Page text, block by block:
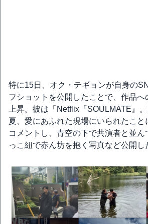
特に15日、オク・テギョンが自身の
フショットを公開したことで、作品へ
上昇。彼は「Netflix『SOULMATE』
夏、愛にあふれた現場にいられたこと
コメントし、青空の下で共演者と並
っこ紐で赤ん坊を抱く写真など公開し